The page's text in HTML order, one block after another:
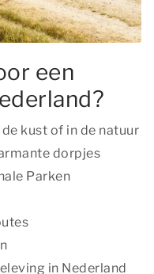
een
kust of in de natuur
dorpjes
Parken
in Nederland